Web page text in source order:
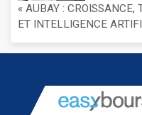
« AUBAY :
ET INTELLIGENCE